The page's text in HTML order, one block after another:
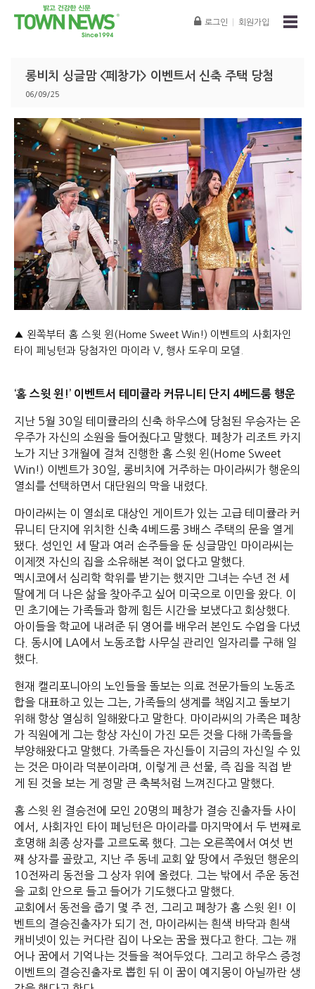
로그인 회원가입
롱비치 싱글맘 <페창가> 이벤트서 신축 주택 당첨
06/09/25
▲ 왼쪽부터 홈 스윗 윈(Home Sweet Win!) 이벤트의 사회자인
타이 페닝턴과 당첨자인 마이라 V, 행사 도우미 모델.
‘홈 스윗 윈!’ 이벤트서 테미큘라 커뮤니티 단지 4베드룸 행운
지난 5월 30일 테미큘라의 신축 하우스에 당첨된 우승자는 온
우주가 자신의 소원을 들어줬다고 말했다. 페창가 리조트 카지
노가 지난 3개월에 걸쳐 진행한 홈 스윗 윈(Home Sweet
Win!) 이벤트가 30일, 롱비치에 거주하는 마이라씨가 행운의
열쇠를 선택하면서 대단원의 막을 내렸다.
마이라씨는 이 열쇠로 대상인 게이트가 있는 고급 테미큘라 커
뮤니티 단지에 위치한 신축 4베드룸 3배스 주택의 문을 열게
됐다. 성인인 세 딸과 여러 손주들을 둔 싱글맘인 마이라씨는
이제껏 자신의 집을 소유해본 적이 없다고 말했다.
멕시코에서 심리학 학위를 받기는 했지만 그녀는 수년 전 세
딸에게 더 나은 삶을 찾아주고 싶어 미국으로 이민을 왔다. 이
민 초기에는 가족들과 함께 힘든 시간을 보냈다고 회상했다.
아이들을 학교에 내려준 뒤 영어를 배우러 본인도 수업을 다녔
다. 동시에 LA에서 노동조합 사무실 관리인 일자리를 구해 일
했다.
현재 캘리포니아의 노인들을 돌보는 의료 전문가들의 노동조
합을 대표하고 있는 그는, 가족들의 생계를 책임지고 돌보기
위해 항상 열심히 일해왔다고 말한다. 마이라씨의 가족은 페창
가 직원에게 그는 항상 자신이 가진 모든 것을 다해 가족들을
부양해왔다고 말했다. 가족들은 자신들이 지금의 자신일 수 있
는 것은 마이라 덕분이라며, 이렇게 큰 선물, 즉 집을 직접 받
게 된 것을 보는 게 정말 큰 축복처럼 느껴진다고 말했다.
홈 스윗 윈 결승전에 모인 20명의 페창가 결승 진출자들 사이
에서, 사회자인 타이 페닝턴은 마이라를 마지막에서 두 번째로
호명해 최종 상자를 고르도록 했다. 그는 오른쪽에서 여섯 번
째 상자를 골랐고, 지난 주 동네 교회 앞 땅에서 주웠던 행운의
10전짜리 동전을 그 상자 위에 올렸다. 그는 밖에서 주운 동전
을 교회 안으로 들고 들어가 기도했다고 말했다.
교회에서 동전을 줍기 몇 주 전, 그리고 페창가 홈 스윗 윈! 이
벤트의 결승진출자가 되기 전, 마이라씨는 흰색 바닥과 흰색
캐비넷이 있는 커다란 집이 나오는 꿈을 꿨다고 한다. 그는 깨
어나 꿈에서 기억나는 것들을 적어두었다. 그리고 하우스 증정
이벤트의 결승진출자로 뽑힌 뒤 이 꿈이 예지몽이 아닐까란 생